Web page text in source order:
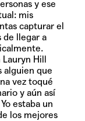
y ese
mis
capturar el
de llegar a
Hill
alguien que
vez toqué
y aún así
estaba un
los mejores